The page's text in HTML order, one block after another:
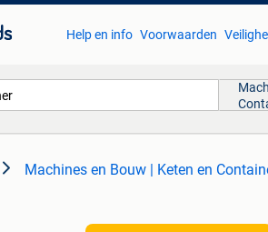
Help en info Voorwaarden
Machines en Bouw | Keten en